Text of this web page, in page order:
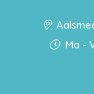
Ma -